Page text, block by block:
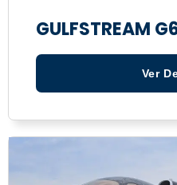
GULFSTREAM
Ver